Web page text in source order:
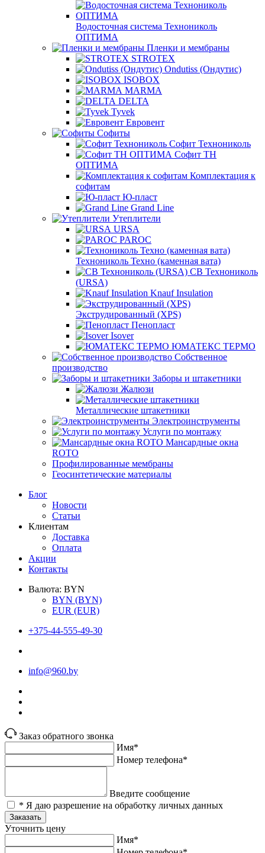
Водосточная система Технониколь
ОПТИМА
Пленки и мембраны
STROTEX
Ondutiss (Ондутис)
ISOBOX
MARMA
DELTA
Tyvek
Евровент
Софиты
Софит Технониколь
Софит ТН
ОПТИМА
Комплектация к
софитам
Ю-пласт
Grand Line
Утеплители
URSA
PAROC
Технониколь Техно (каменная вата)
СВ Технониколь
(URSA)
Knauf Insulation
Экструдированный (XPS)
Пенопласт
Isover
ЮМАТЕКС ТЕРМО
Собственное
производство
Заборы и штакетники
Жалюзи
Металлические штакетники
Электроинструменты
Услуги по монтажу
Мансардные окна
ROTO
Профилированные мембраны
Геосинтетические материалы
Блог
Новости
Статьи
Клиентам
Доставка
Оплата
Акции
Контакты
Валюта: BYN
BYN (BYN)
EUR (EUR)
+375-44-555-49-30
info@960.by
Заказ обратного звонка
Имя*
Номер телефона*
Введите сообщение
* Я даю разрешение на обработку личных данных
Заказать
Уточнить цену
Имя*